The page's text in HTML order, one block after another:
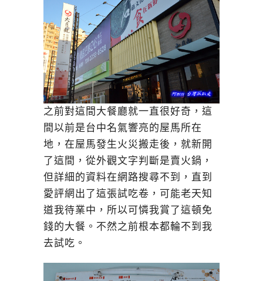
之前對這間大餐廳就一直很好奇，這
間以前是台中名氣響亮的屋馬所在
地，在屋馬發生火災搬走後，就新開
了這間，從外觀文字判斷是賣火鍋，
但詳細的資料在網路搜尋不到，直到
愛評網出了這張試吃卷，可能老天知
道我待業中，所以可憐我賞了這頓免
錢的大餐。不然之前根本都輪不到我
去試吃。